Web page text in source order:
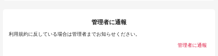
管理者に通報
利用規約に反している場合は管理者までお知らせください。
管理者に通報